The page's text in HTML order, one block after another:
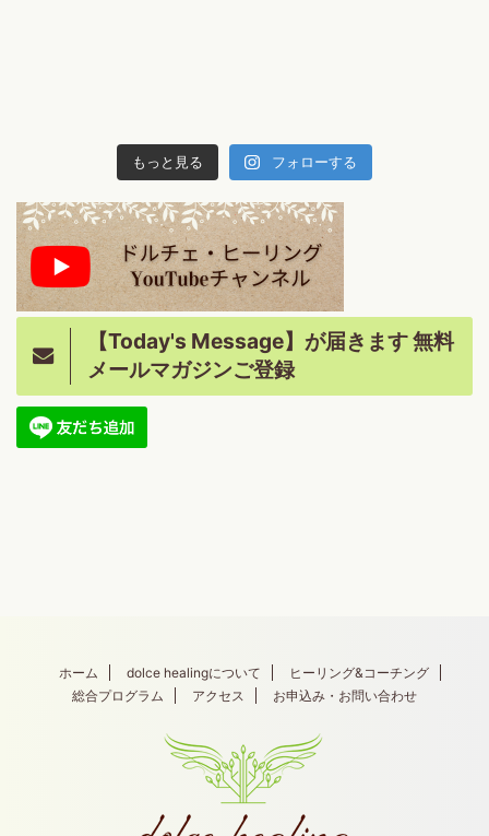
もっと見る フォローする
【Today's Message】が届きます 無料
メールマガジンご登録
ホーム dolce healingについて
ヒーリング&コーチング
総合プログラム
アクセス お申込み・お問い合わせ